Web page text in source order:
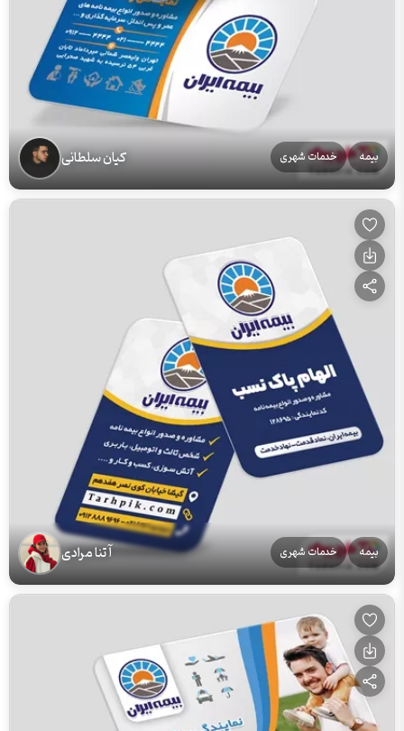
بیمه خدمات شهری کیان سلطانی
بیمه خدمات شهری آتنا مرادی